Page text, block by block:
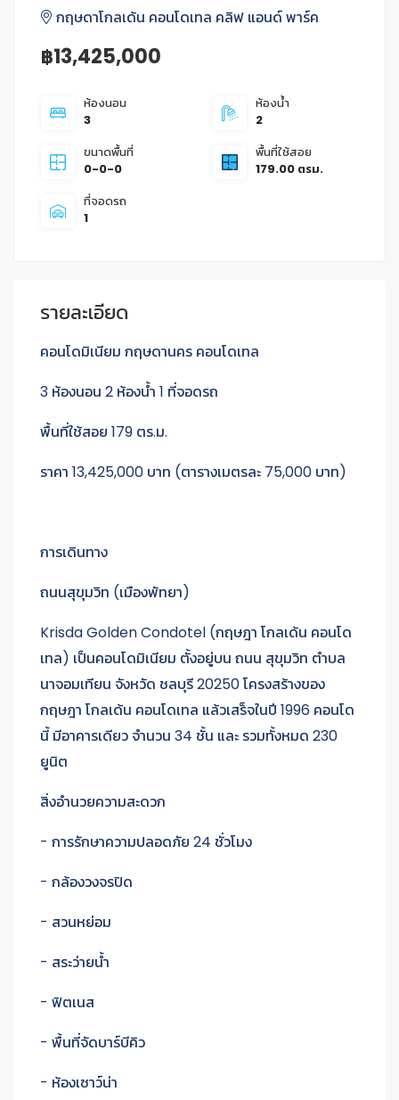
กฤษดาโกลเด้น คอนโดเทล คลิฟ แอนด์ พาร์ค
฿13,425,000
ห้องนอน
3
ห้องน้ำ
2
ขนาดพื้นที่
0-0-0
พื้นที่ใช้สอย
179.00 ตรม.
ที่จอดรถ
1
รายละเอียด
คอนโดมิเนียม กฤษดานคร คอนโดเทล
3 ห้องนอน 2 ห้องน้ำ 1 ที่จอดรถ
พื้นที่ใช้สอย 179 ตร.ม.
ราคา 13,425,000 บาท (ตารางเมตรละ 75,000 บาท)
การเดินทาง
ถนนสุขุมวิท (เมืองพัทยา)
Krisda Golden Condotel (กฤษฎา โกลเด้น คอนโด
เทล) เป็นคอนโดมิเนียม ตั้งอยู่บน ถนน สุขุมวิท ตำบล
นาจอมเทียน จังหวัด ชลบุรี 20250 โครงสร้างของ
กฤษฎา โกลเด้น คอนโดเทล แล้วเสร็จในปี 1996 คอนโด
นี้ มีอาคารเดียว จำนวน 34 ชั้น และ รวมทั้งหมด 230
ยูนิต
สิ่งอำนวยความสะดวก
- การรักษาความปลอดภัย 24 ชั่วโมง
- กล้องวงจรปิด
- สวนหย่อม
- สระว่ายน้ำ
- ฟิตเนส
- พื้นที่จัดบาร์บีคิว
- ห้องเซาว์น่า